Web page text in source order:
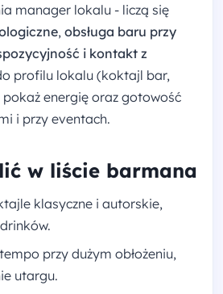
manager lokalu - liczą się
, obsługa baru przy
i kontakt z
profilu lokalu (koktajl bar,
energię oraz gotowość
i przy eventach.
w liście barmana
klasyczne i autorskie,
przy dużym obłożeniu,
utargu.